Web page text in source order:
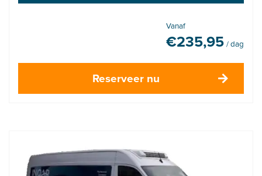
Vanaf
€235,95 / dag
Reserveer nu